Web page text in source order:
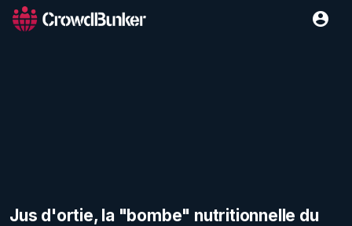
Jus d'ortie, la "bombe" nutritionnelle du